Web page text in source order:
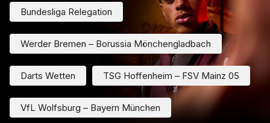
Bundesliga Relegation
Werder Bremen – Borussia Mönchengladbach
Darts Wetten TSG Hoffenheim – FSV Mainz 05
VfL Wolfsburg – Bayern München